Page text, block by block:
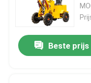
Beste prijs